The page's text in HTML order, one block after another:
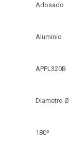
Adosado
Aluminio
APPL320B
Diametro
180º